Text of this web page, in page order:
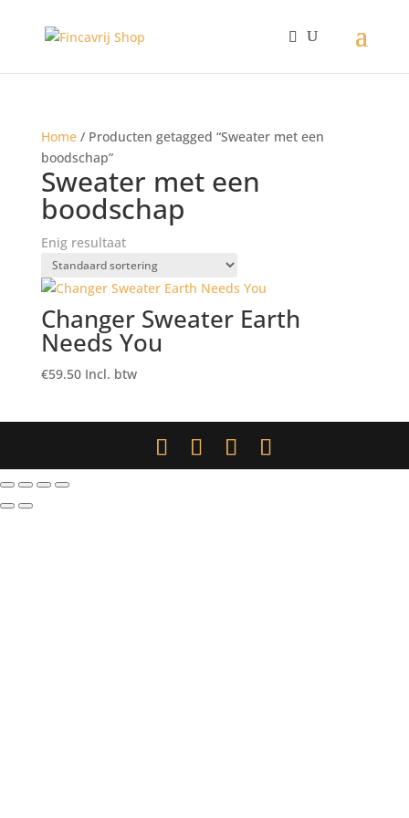
Home/ Producten getagged “Sweater met een
boodschap”
Sweater met een
boodschap
Enig resultaat
Changer Sweater Earth
Needs You
€59.50 Incl. btw